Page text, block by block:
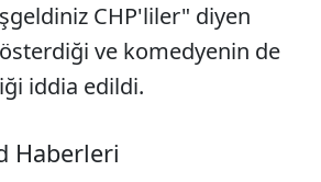
CHP'liler" diyen
ve komedyenin de
iddia edildi.
Haberleri